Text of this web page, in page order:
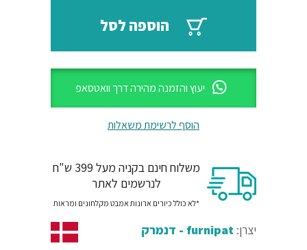
₪124.
הוספה לסל
יעוץ והזמנה מהירה דרך וואטסאפ
הוסף לרשימת משאלות
משלוח חינם בקניה מעל 399 ש"ח
לנרשמים לאתר
*לא כולל כיורים ארונות אמבט מקלחונים ומראות
יצרן: furnipat - דנמרק